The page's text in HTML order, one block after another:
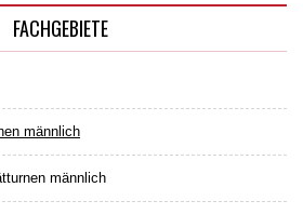
FACHGEBIETE
männlich
männlich